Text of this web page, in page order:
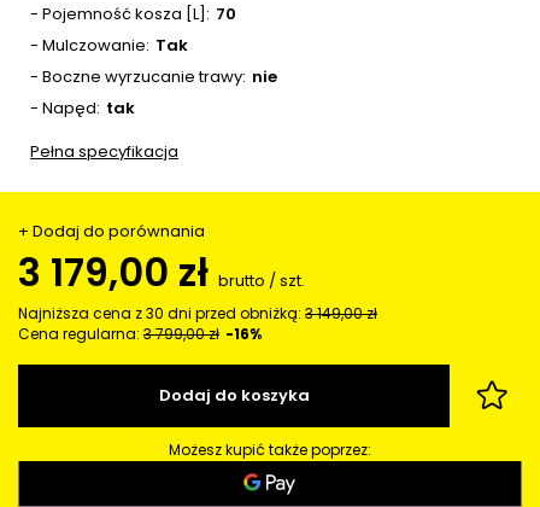
- Pojemność kosza [L]
70
- Mulczowanie Tak
- Boczne wyrzucanie trawy nie
- Napęd tak
Pełna specyfikacja
+ Dodaj do porównania
3 179,00 zł brutto /szt.
Najniższa cena z 30 dni przed obniżką: 3 149,00 zł
Cena regularna: 3 799,00 zł -16%
Dodaj do koszyka
Możesz kupić także poprzez: